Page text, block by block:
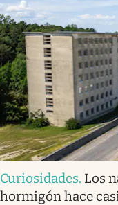
Curiosidades. Los
hormigón hace